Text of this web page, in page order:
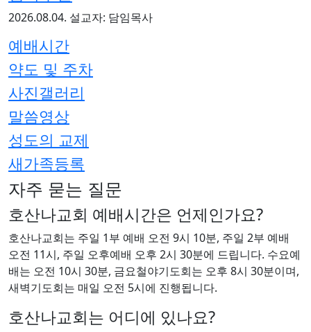
2026.08.04. 설교자: 담임목사
예배시간
약도 및 주차
사진갤러리
말씀영상
성도의 교제
새가족등록
자주 묻는 질문
호산나교회 예배시간은 언제인가요?
호산나교회는 주일 1부 예배 오전 9시 10분, 주일 2부 예배
오전 11시, 주일 오후예배 오후 2시 30분에 드립니다. 수요예
배는 오전 10시 30분, 금요철야기도회는 오후 8시 30분이며,
새벽기도회는 매일 오전 5시에 진행됩니다.
호산나교회는 어디에 있나요?